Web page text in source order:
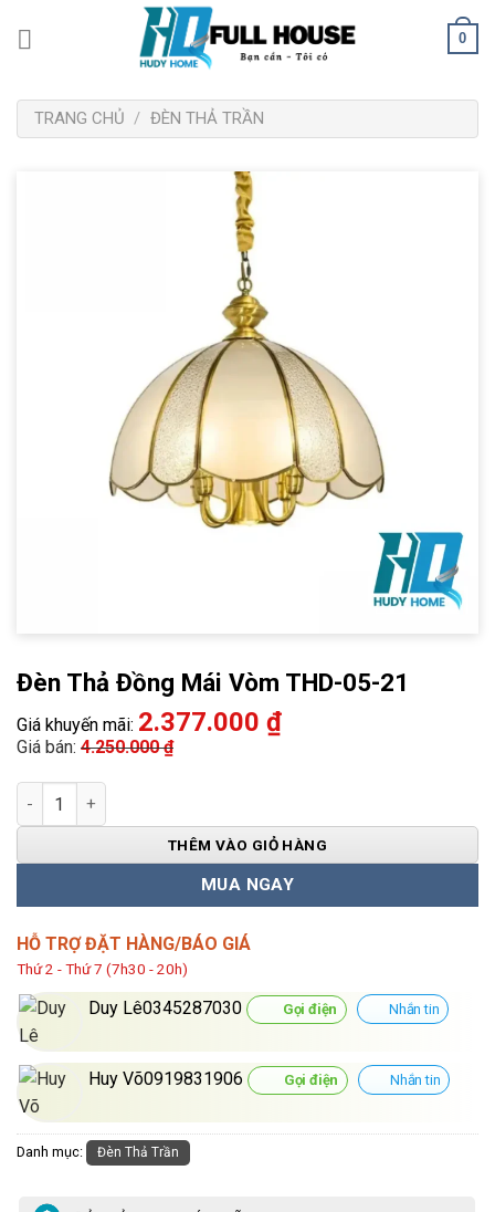
dung
0
TRANG CHỦ / ĐÈN THẢ TRẦN
Đèn Thả Đồng Mái Vòm THD-05-21
Giá khuyến mãi: 2.377.000 ₫
Giá bán: 4.250.000₫
Đèn Thả Đồng Mái Vòm THD-05-21 số lượng
THÊM VÀO GIỎ HÀNG
MUA NGAY
HỖ TRỢ ĐẶT HÀNG/BÁO GIÁ
Thứ 2 - Thứ 7 (7h30 - 20h)
Duy Lê0345287030 Gọi điện Nhắn tin
Huy Võ0919831906 Gọi điện Nhắn tin
Danh mục: Đèn Thả Trần